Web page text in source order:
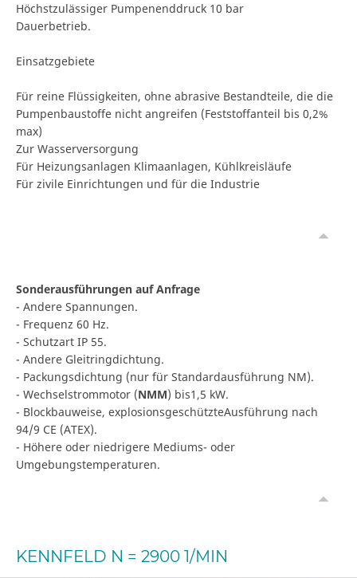
Höchstzulässiger Pumpenenddruck 10 bar
Dauerbetrieb.
Einsatzgebiete
Für reine Flüssigkeiten, ohne abrasive Bestandteile, die die
Pumpenbaustoffe nicht angreifen (Feststoffanteil bis 0,2%
max)
Zur Wasserversorgung
Für Heizungsanlagen Klimaanlagen, Kühlkreisläufe
Für zivile Einrichtungen und für die Industrie
Sonderausführungen auf Anfrage
- Andere Spannungen.
- Frequenz 60 Hz.
- Schutzart IP 55.
- Andere Gleitringdichtung.
- Packungsdichtung (nur für Standardausführung NM).
- Wechselstrommotor (NMM) bis1,5 kW.
- Blockbauweise, explosionsgeschützteAusführung nach
94/9 CE (ATEX).
- Höhere oder niedrigere Mediums- oder
Umgebungstemperaturen.
KENNFELD N = 2900 1/MIN